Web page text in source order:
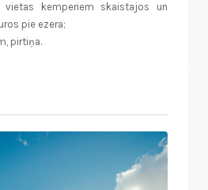
vietas kemperiem skaistajos un
pie ezera;
pirtiņa.